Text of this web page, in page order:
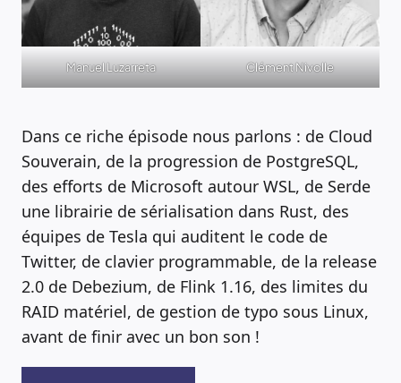
Manuel Luzarreta Clément Nivolle
Dans ce riche épisode nous parlons : de Cloud
Souverain, de la progression de PostgreSQL,
des efforts de Microsoft autour WSL, de Serde
une librairie de sérialisation dans Rust, des
équipes de Tesla qui auditent le code de
Twitter, de clavier programmable, de la release
2.0 de Debezium, de Flink 1.16, des limites du
RAID matériel, de gestion de typo sous Linux,
avant de finir avec un bon son !